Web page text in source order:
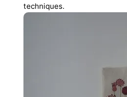
techniques.